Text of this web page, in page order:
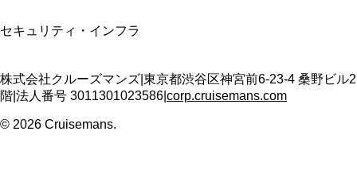
セキュリティ・インフラ
株式会社クルーズマンズ 東京都渋谷区神宮前6-23-4 桑野ビル2
階 法人番号 3011301023586 corp.cruisemans.com
© 2026 Cruisemans.